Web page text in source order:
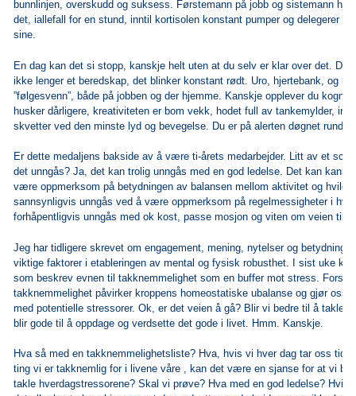
bunnlinjen,overskudd og suksess. Førstemann på jobb og sistemann
det, iallefall foren stund, inntil kortisolen konstant pumper og delegerer
sine.
En dag kan det si stopp, kanskje helt uten at du selv er klar over det. Ditt
ikke lenger et beredskap, det blinker konstant rødt. Uro, hjertebank, og
”følgesvenn”, både på jobben og der hjemme. Kanskje opplever du
husker dårligere, kreativiteten er bom vekk, hodet full av tankemylder,
skvetter ved den minste lyd og bevegelse.
Du er på alerten døgnet rundt.
Er dette medaljens bakside av å være ti-årets medarbejder. Litt av et
detunngås? Ja, det kan trolig unngås med en god ledelse. Det kan
væreoppmerksom på betydningen av balansen mellom aktivitet og hvile.
sannsynligvisunngås ved å være oppmerksom på regelmessigheter i
forhåpentligvisunngås med ok kost, passe mosjon og viten om veien til
Jeg har tidligere skrevet om engagement, mening, nytelser og
viktige faktorer i etableringen av mental og fysisk robusthet. I sist uke
som beskrev evnen til takknemmelighet som en buffer mot stress.
takknemmelighet påvirker kroppens homeostatiske ubalanse og gjør oss
med potentielle stressorer. Ok, er det veien å gå? Blir vi bedre til å takle
blir gode til å oppdage og verdsette det gode i livet. Hmm. Kanskje.
Hva så med en takknemmelighetsliste? Hva, hvis vi hver dag tar oss tid
ting vi er takknemlig for i livene våre , kan det være en sjanse for at vi blir
takle hverdagstressorene? Skal vi prøve? Hva med en god ledelse? Hvis